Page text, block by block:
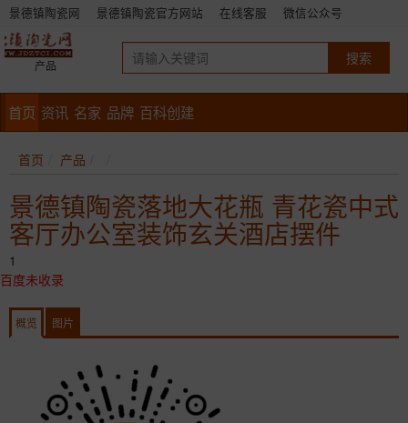
景德镇陶瓷网 景德镇陶瓷官方网站 在线客服 微信公众号
产品
首页 资讯 名家 品牌 百科创建
首页 产品
景德镇陶瓷落地大花瓶 青花瓷中式
客厅办公室装饰玄关酒店摆件
1
百度未收录
概览 图片